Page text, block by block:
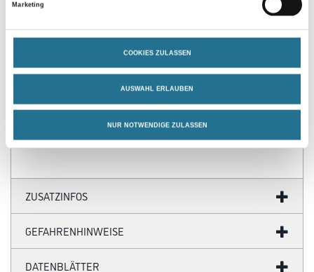
Marketing
COOKIES ZULASSEN
AUSWAHL ERLAUBEN
NUR NOTWENDIGE ZULASSEN
PRODUKTEIGENSCHAFTEN
Produkteigenschaft
- Rippenbündchen am Hals
ZUSATZINFOS
GEFAHRENHINWEISE
DATENBLÄTTER